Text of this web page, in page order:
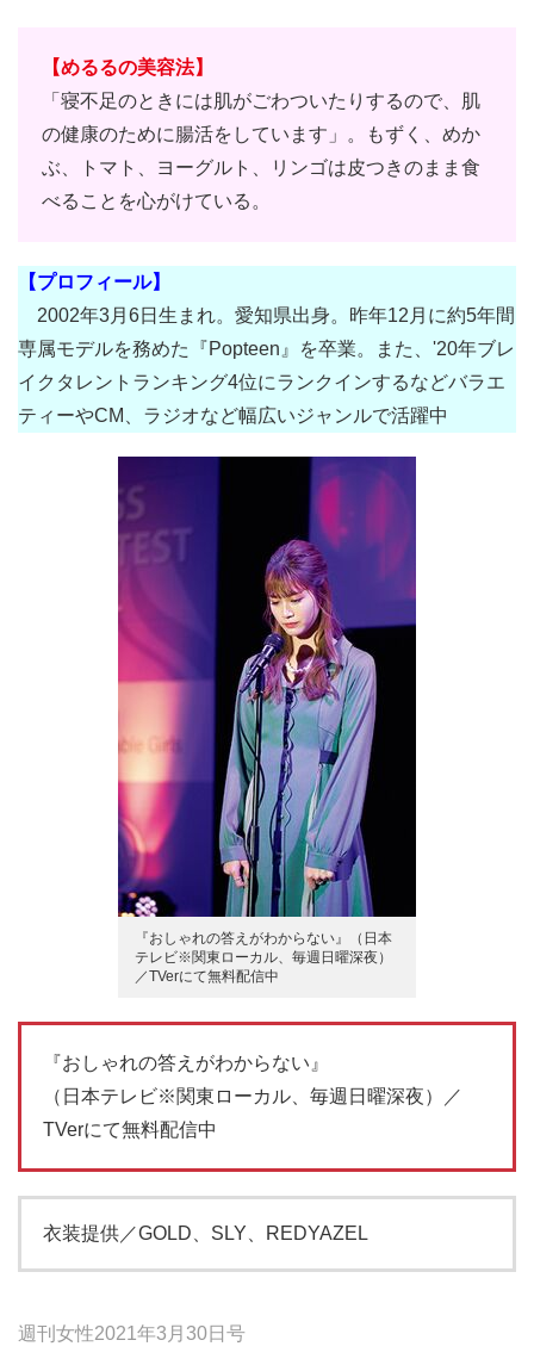
【めるるの美容法】
「寝不足のときには肌がごわついたりするので、肌
の健康のために腸活をしています」。もずく、めか
ぶ、トマト、ヨーグルト、リンゴは皮つきのまま食
べることを心がけている。
【プロフィール】
2002年3月6日生まれ。愛知県出身。昨年12月に約5年間
専属モデルを務めた『Popteen』を卒業。また、'20年ブレ
イクタレントランキング4位にランクインするなどバラエ
ティーやCM、ラジオなど幅広いジャンルで活躍中
『おしゃれの答えがわからない』（日本
テレビ※関東ローカル、毎週日曜深夜）
／TVerにて無料配信中
『おしゃれの答えがわからない』
（日本テレビ※関東ローカル、毎週日曜深夜）／
TVerにて無料配信中
衣装提供／GOLD、SLY、REDYAZEL
週刊女性2021年3月30日号